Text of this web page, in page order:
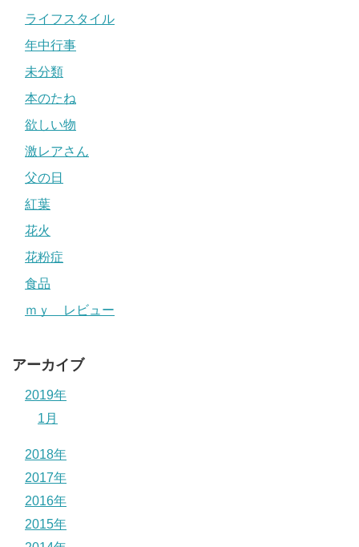
ライフスタイル
年中行事
未分類
本のたね
欲しい物
激レアさん
父の日
紅葉
花火
花粉症
食品
ｍｙ レビュー
アーカイブ
2019年
1月
2018年
2017年
2016年
2015年